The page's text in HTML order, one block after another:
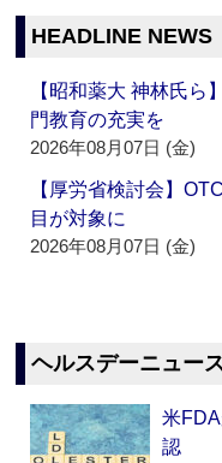
HEADLINE NEWS
【昭和薬大 神林氏ら
門教育の充実を
2026年08月07日 (金)
【厚労省検討会】
目が対象に
2026年08月07日 (金)
ヘルスデーニュー
米
認